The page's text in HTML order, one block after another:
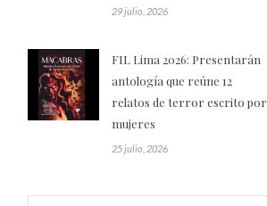
29 julio, 2026
FIL Lima 2026: Presentarán
antología que reúne 12
relatos de terror escrito por
mujeres
25 julio, 2026